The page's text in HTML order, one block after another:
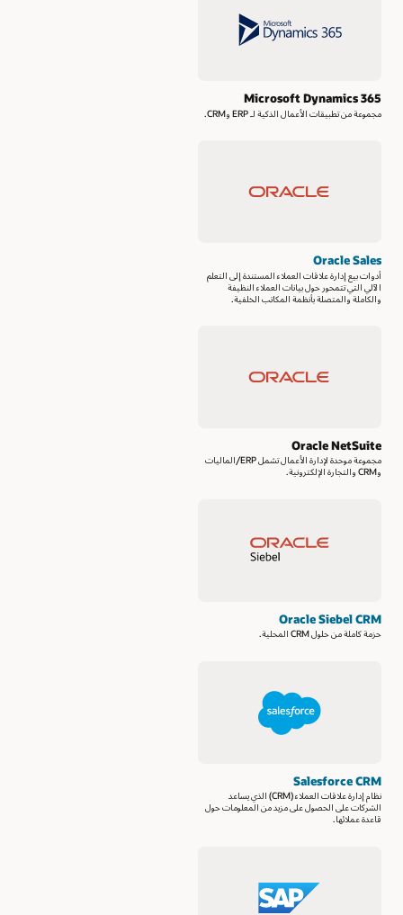
Microsoft Dynamics 365
مجموعة من تطبيقات الأعمال الذكية لـ ERP وCRM.
Oracle Sales
أدوات بيع إدارة علاقات العملاء المستندة إلى التعلم
الآلي التي تتمحور حول بيانات العملاء النظيفة
والكاملة والمتصلة بأنظمة المكاتب الخلفية.
Oracle NetSuite
مجموعة موحدة لإدارة الأعمال تشمل ERP/الماليات
وCRM والتجارة الإلكترونية.
Oracle Siebel CRM
حزمة كاملة من حلول CRM المحلية.
Salesforce CRM
نظام إدارة علاقات العملاء (CRM) الذي يساعد
الشركات على الحصول على مزيد من المعلومات حول
قاعدة عملائها.